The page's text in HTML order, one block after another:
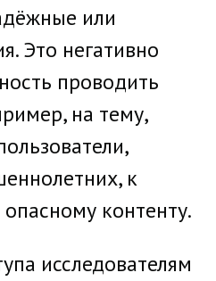
или
Это негативно
проводить
на тему,
к
контенту.
исследователям